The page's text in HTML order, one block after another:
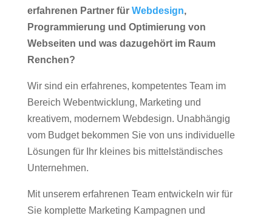
erfahrenen Partner für Webdesign,
Programmierung und Optimierung von
Webseiten und was dazugehört im Raum
Renchen?
Wir sind ein erfahrenes, kompetentes Team im
Bereich Webentwicklung, Marketing und
kreativem, modernem Webdesign. Unabhängig
vom Budget bekommen Sie von uns individuelle
Lösungen für Ihr kleines bis mittelständisches
Unternehmen.
Mit unserem erfahrenen Team entwickeln wir für
Sie komplette Marketing Kampagnen und